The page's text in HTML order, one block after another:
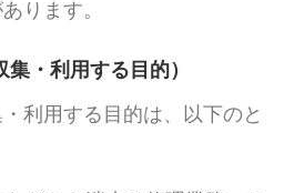
ります。
・利用する目的）
利用する目的は、以下のと